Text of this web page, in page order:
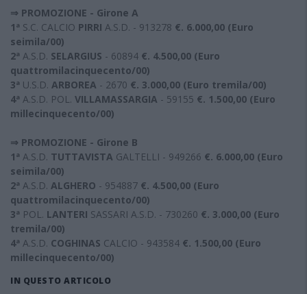
⇒ PROMOZIONE - Girone A
1ª S.C. CALCIO PIRRI A.S.D. - 913278 €. 6.000,00 (Euro
seimila/00)
2ª A.S.D. SELARGIUS - 60894 €. 4.500,00 (Euro
quattromilacinquecento/00)
3ª U.S.D. ARBOREA - 2670 €. 3.000,00 (Euro tremila/00)
4ª A.S.D. POL. VILLAMASSARGIA - 59155 €. 1.500,00 (Euro
millecinquecento/00)
⇒ PROMOZIONE - Girone B
1ª A.S.D. TUTTAVISTA GALTELLI - 949266 €. 6.000,00 (Euro
seimila/00)
2ª A.S.D. ALGHERO - 954887 €. 4.500,00 (Euro
quattromilacinquecento/00)
3ª POL. LANTERI SASSARI A.S.D. - 730260 €. 3.000,00 (Euro
tremila/00)
4ª A.S.D. COGHINAS CALCIO - 943584 €. 1.500,00 (Euro
millecinquecento/00)
IN QUESTO ARTICOLO